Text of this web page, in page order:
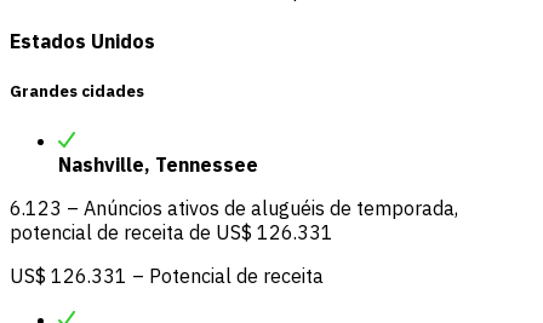
Estados Unidos
Grandes cidades
Nashville, Tennessee
6.123 – Anúncios ativos de aluguéis de temporada,
potencial de receita de US$ 126.331
US$ 126.331 – Potencial de receita